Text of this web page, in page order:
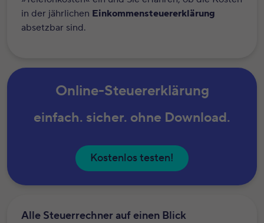
in der jährlichen Einkommensteuererklärung
absetzbar sind.
Online-Steuererklärung
einfach. sicher. ohne Download.
Kostenlos testen!
Alle Steuerrechner auf einen Blick